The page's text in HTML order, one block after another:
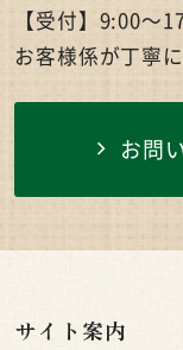
【受付】9:00〜
お客様係が丁寧
お問
サイト案内